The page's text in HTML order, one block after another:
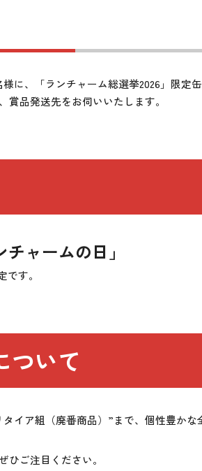
に、「ランチャーム総選挙2026」限定
品発送先をお伺いいたします。
ャームの日」
す。
ついて
イア組（廃番商品）”まで、個性豊か
ひご注目ください。